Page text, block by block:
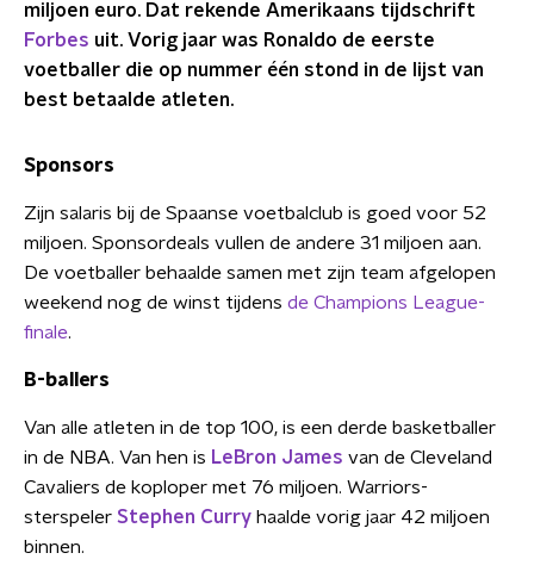
miljoen euro. Dat rekende Amerikaans tijdschrift
Forbes uit. Vorig jaar was Ronaldo de eerste
voetballer die op nummer één stond in de lijst van
best betaalde atleten.
Sponsors
Zijn salaris bij de Spaanse voetbalclub is goed voor 52
miljoen. Sponsordeals vullen de andere 31 miljoen aan.
De voetballer behaalde samen met zijn team afgelopen
weekend nog de winst tijdens de Champions League-
finale.
B-ballers
Van alle atleten in de top 100, is een derde basketballer
in de NBA. Van hen is LeBron James van de Cleveland
Cavaliers de koploper met 76 miljoen. Warriors-
sterspeler Stephen Curry haalde vorig jaar 42 miljoen
binnen.